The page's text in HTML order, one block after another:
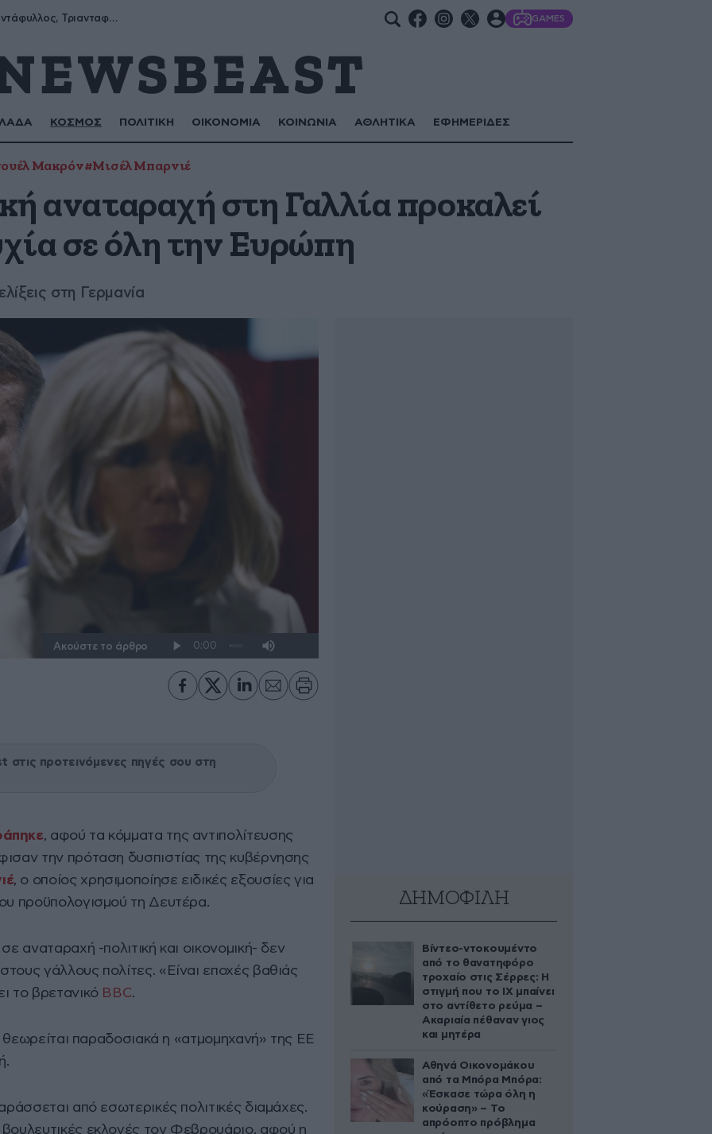
Μύρων, Τριαντάφυλλος, Τριανταφυλλιά, Φυλλιώ, Ρόζα GAMES
ΚΟΣΜΟΣ ΠΟΛΙΤΙΚΗ ΟΙΚΟΝΟΜΙΑ ΚΟΙΝΩΝΙΑ ΑΘΛΗΤΙΚΑ ΕΦΗΜΕΡΙΔΕΣ
Μακρόν#Μισέλ Μπαρνιέ
αναταραχή στη Γαλλία προκαλεί
σε όλη την Ευρώπη
στη Γερμανία
Ακούστε το άρθρο
στις προτεινόμενες πηγές σου στη
, αφού τα κόμματα της αντιπολίτευσης
την πρόταση δυσπιστίας της κυβέρνησης
, ο οποίος χρησιμοποίησε ειδικές εξουσίες για
προϋπολογισμού τη Δευτέρα.
αναταραχή -πολιτική και οικονομική- δεν
γάλλους πολίτες. «Είναι εποχές βαθιάς
το βρετανικό BBC.
θεωρείται παραδοσιακά η «ατμομηχανή» της ΕΕ
από εσωτερικές πολιτικές διαμάχες.
εκλογές τον Φεβρουάριο, αφού η
ΔΗΜΟΦΙΛΗ
Βίντεο-ντοκουμέντο
από το θανατηφόρο
τροχαίο στις Σέρρες: Η
στιγμή που το ΙΧ μπαίνει
στο αντίθετο ρεύμα –
Ακαριαία πέθαναν γιος
και μητέρα
Αθηνά Οικονομάκου
από τα Μπόρα Μπόρα:
«Έσκασε τώρα όλη η
κούραση» – Το
απρόοπτο πρόβλημα